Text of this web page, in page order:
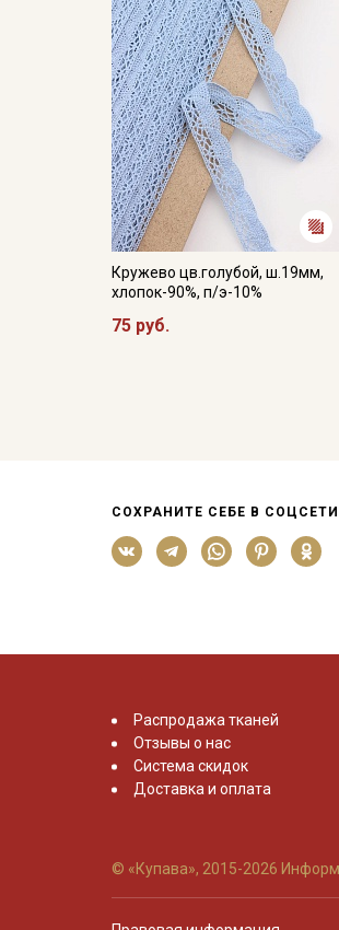
Кружево цв.голубой, ш.19мм,
хлопок-90%, п/э-10%
75 руб.
СОХРАНИТЕ СЕБЕ В СОЦСЕТИ
Распродажа тканей
Отзывы о нас
Система скидок
Доставка и оплата
© «Купава», 2015-2026